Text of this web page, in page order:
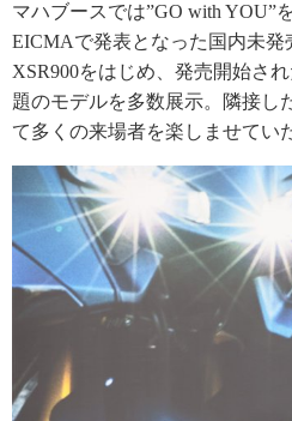
マハブースでは”GO with YOU”
EICMAで発表となった国内未発
XSR900をはじめ、発売開始さ
題のモデルを多数展示。隣接し
て多くの来場者を楽しませてい